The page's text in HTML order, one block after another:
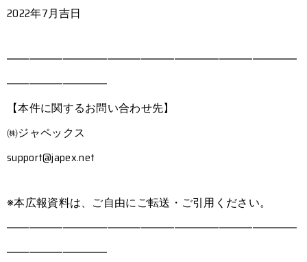
2022年7月吉日
――――――――――――――――――――――――――
―――――――――
【本件に関するお問い合わせ先】
㈱ジャペックス
support@japex.net
※本広報資料は、ご自由にご転送・ご引用ください。
――――――――――――――――――――――――――
―――――――――